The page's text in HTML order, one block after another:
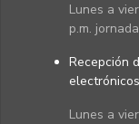
Lunes a
p.m.
Recepción
Lunes a